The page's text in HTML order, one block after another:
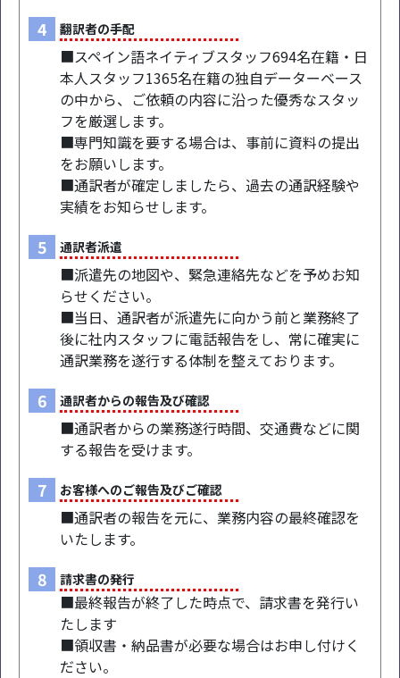
4 翻訳者の手配
■スペイン語ネイティブスタッフ694名在籍・日
本人スタッフ1365名在籍の独自データーベース
の中から、ご依頼の内容に沿った優秀なスタッ
フを厳選します。
■専門知識を要する場合は、事前に資料の提出
をお願いします。
■通訳者が確定しましたら、過去の通訳経験や
実績をお知らせします。
5 通訳者派遣
■派遣先の地図や、緊急連絡先などを予めお知
らせください。
■当日、通訳者が派遣先に向かう前と業務終了
後に社内スタッフに電話報告をし、常に確実に
通訳業務を遂行する体制を整えております。
6 通訳者からの報告及び確認
■通訳者からの業務遂行時間、交通費などに関
する報告を受けます。
7 お客様へのご報告及びご確認
■通訳者の報告を元に、業務内容の最終確認を
いたします。
8 請求書の発行
■最終報告が終了した時点で、請求書を発行い
たします
■領収書・納品書が必要な場合はお申し付けく
ださい。